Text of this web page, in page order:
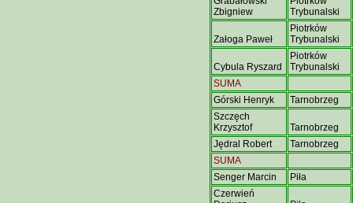
Zbigniew
Trybunalski
Załoga Paweł
Piotrków
Trybunalski
Cybula Ryszard
Piotrków
Trybunalski
SUMA
Górski Henryk
Tarnobrzeg
Szczęch
Krzysztof
Tarnobrzeg
Jędral Robert
Tarnobrzeg
SUMA
Senger Marcin
Piła
Czerwień